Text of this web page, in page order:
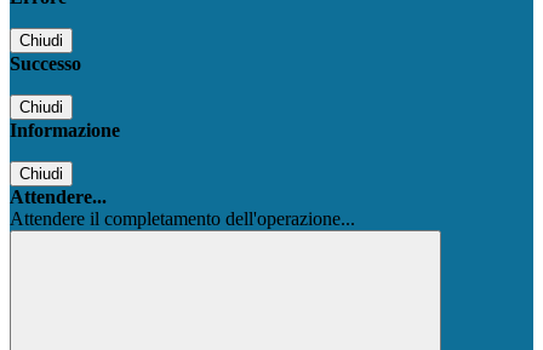
Chiudi
Successo
Chiudi
Informazione
Chiudi
Attendere...
Attendere il completamento dell'operazione...